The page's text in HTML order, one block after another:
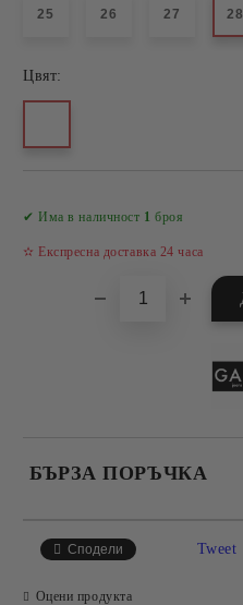
25 26 27 28
Цвят:
✔ Има в наличност 1 броя
✫ Експресна доставка 24 часа
БЪРЗА ПОРЪЧКА
Сподели Tweet
Оцени продукта